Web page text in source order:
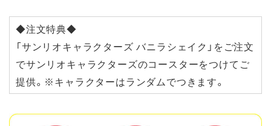
◆注文特典◆
「サンリオキャラクターズ バニラシェイク」をご注文
でサンリオキャラクターズのコースターをつけてご
提供。※キャラクターはランダムでつきます。